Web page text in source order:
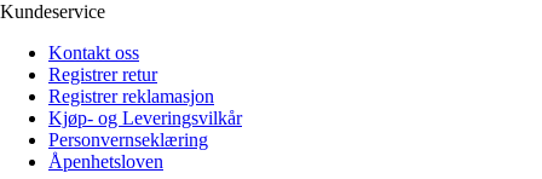
Kundeservice
Kontakt oss
Registrer retur
Registrer reklamasjon
Kjøp- og Leveringsvilkår
Personvernseklæring
Åpenhetsloven